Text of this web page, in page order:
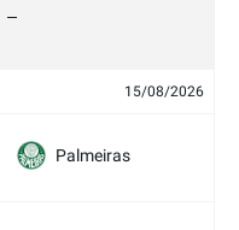
15/08/2026
Palmeiras